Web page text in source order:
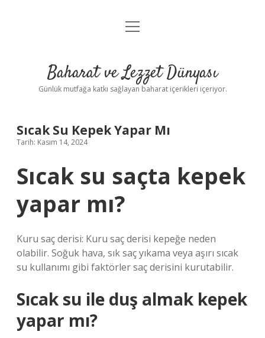
Anasayfa
Yasal Uyarı
menüyü
Baharat ve Lezzet Dünyası
Günlük mutfağa katkı sağlayan baharat içerikleri içeriyor.
Sıcak Su Kepek Yapar Mı
Tarih: Kasım 14, 2024
Sıcak su saçta kepek
yapar mı?
Kuru saç derisi: Kuru saç derisi kepeğe neden
olabilir. Soğuk hava, sık saç yıkama veya aşırı sıcak
su kullanımı gibi faktörler saç derisini kurutabilir.
Sıcak su ile duş almak kepek
yapar mı?